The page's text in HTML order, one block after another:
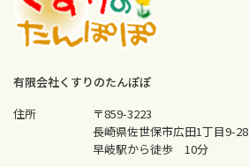
有限会社くすりのたんぽぽ
住所
〒859-3223
長崎県佐世保市広田1丁目9-28
早岐駅から徒歩 10分